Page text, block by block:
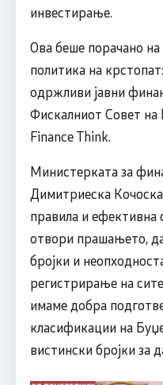
инвестирање.
Ова беше порачано
политика на
одржливи јавни
Фискалниот Совет на
Finance Think.
Министерката за
Димитриеска
правила и ефективна
отвори прашањето,
бројки и
регистрирање на
имаме добра
класификации на
вистински бројки за